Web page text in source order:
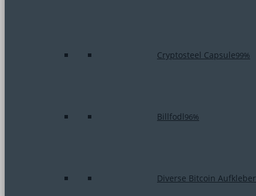
Cryptosteel Capsule99%
Billfodl96%
Diverse Bitcoin Aufkleber